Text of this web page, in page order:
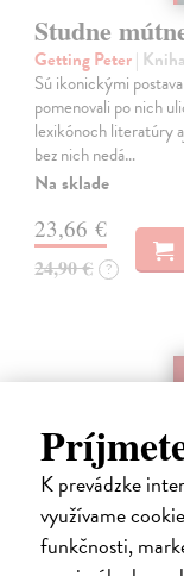
K prevádzke
využívame
funkčnosti,
Studne
Getting Peter| Kniha
Sú ikonickými
pomenovali po nich
lexikónoch literatúry
bez nich nedá…
Na sklade
23,66 €
24,90 € ?